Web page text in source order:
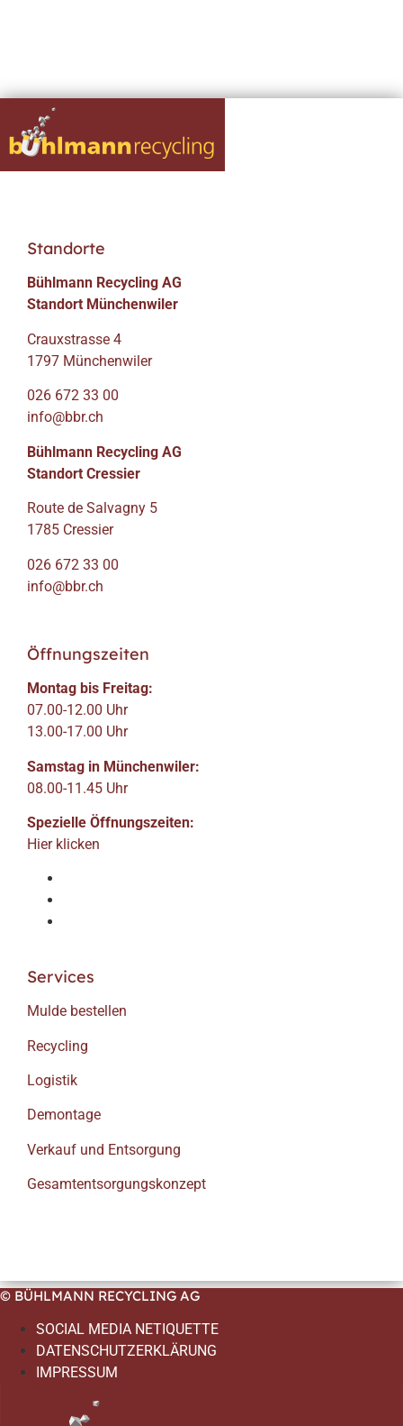
Standorte
Bühlmann Recycling AG
Standort Münchenwiler
Crauxstrasse 4
1797 Münchenwiler
026 672 33 00
info@bbr.ch
Bühlmann Recycling AG
Standort Cressier
Route de Salvagny 5
1785 Cressier
026 672 33 00
info@bbr.ch
Öffnungszeiten
Montag bis Freitag:
07.00-12.00 Uhr
13.00-17.00 Uhr
Samstag in Münchenwiler:
08.00-11.45 Uhr
Spezielle Öffnungszeiten:
Hier klicken
Services
Mulde bestellen
Recycling
Logistik
Demontage
Verkauf und Entsorgung
Gesamtentsorgungskonzept
© BÜHLMANN RECYCLING AG
SOCIAL MEDIA NETIQUETTE
DATENSCHUTZERKLÄRUNG
IMPRESSUM